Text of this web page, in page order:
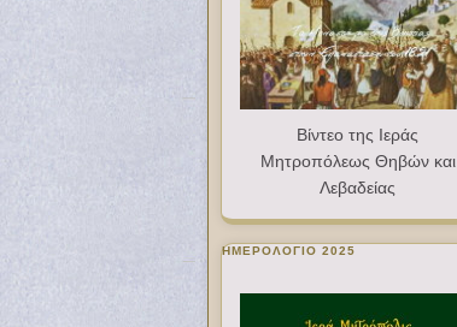
Βίντεο της Ιεράς
Μητροπόλεως Θηβών και
Λεβαδείας
ΗΜΕΡΟΛΟΓΙΟ 2025